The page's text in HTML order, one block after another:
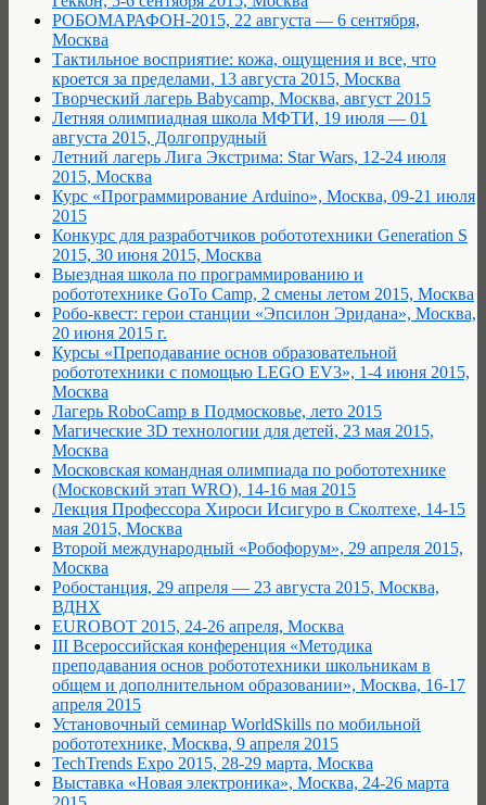
РОБОМАРАФОН-2015, 22 августа — 6 сентября,
Москва
Тактильное восприятие: кожа, ощущения и все, что
кроется за пределами, 13 августа 2015, Москва
Творческий лагерь Babycamp, Москва, август 2015
Летняя олимпиадная школа МФТИ, 19 июля — 01
августа 2015, Долгопрудный
Летний лагерь Лига Экстрима: Star Wars, 12-24 июля
2015, Москва
Курс «Программирование Arduino», Москва, 09-21 июля
2015
Конкурс для разработчиков робототехники Generation S
2015, 30 июня 2015, Москва
Выездная школа по программированию и
робототехнике GoTo Camp, 2 смены летом 2015, Москва
Робо-квест: герои станции «Эпсилон Эридана», Москва,
20 июня 2015 г.
Курсы «Преподавание основ образовательной
робототехники с помощью LEGO EV3», 1-4 июня 2015,
Москва
Лагерь RoboCamp в Подмосковье, лето 2015
Магические 3D технологии для детей, 23 мая 2015,
Москва
Московская командная олимпиада по робототехнике
(Московский этап WRO), 14-16 мая 2015
Лекция Профессора Хироcи Исигуро в Сколтехе, 14-15
мая 2015, Москва
Второй международный «Робофорум», 29 апреля 2015,
Москва
Робостанция, 29 апреля — 23 августа 2015, Москва,
ВДНХ
EUROBOT 2015, 24-26 апреля, Москва
III Всероссийская конференция «Методика
преподавания основ робототехники школьникам в
общем и дополнительном образовании», Москва, 16-17
апреля 2015
Установочный семинар WorldSkills по мобильной
робототехнике, Москва, 9 апреля 2015
TechTrends Expo 2015, 28-29 марта, Москва
Выставка «Новая электроника», Москва, 24-26 марта